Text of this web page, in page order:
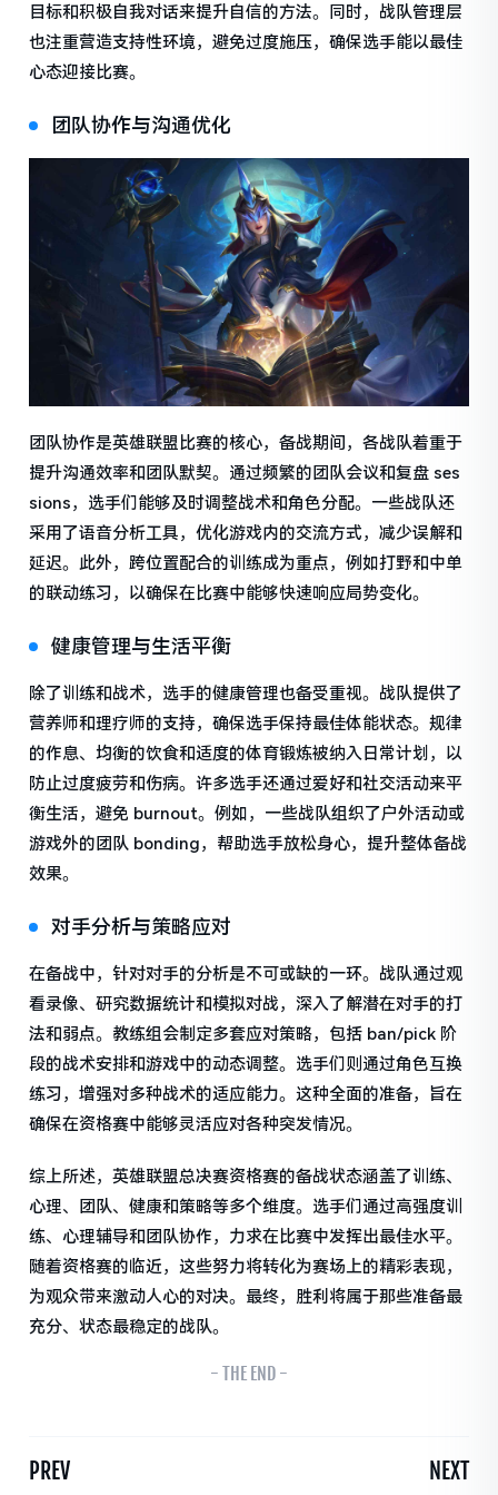
目标和积极自我对话来提升自信的方法。同时，战队管理层
也注重营造支持性环境，避免过度施压，确保选手能以最佳
心态迎接比赛。
团队协作与沟通优化
团队协作是英雄联盟比赛的核心，备战期间，各战队着重于
提升沟通效率和团队默契。通过频繁的团队会议和复盘 ses
sions，选手们能够及时调整战术和角色分配。一些战队还
采用了语音分析工具，优化游戏内的交流方式，减少误解和
延迟。此外，跨位置配合的训练成为重点，例如打野和中单
的联动练习，以确保在比赛中能够快速响应局势变化。
健康管理与生活平衡
除了训练和战术，选手的健康管理也备受重视。战队提供了
营养师和理疗师的支持，确保选手保持最佳体能状态。规律
的作息、均衡的饮食和适度的体育锻炼被纳入日常计划，以
防止过度疲劳和伤病。许多选手还通过爱好和社交活动来平
衡生活，避免 burnout。例如，一些战队组织了户外活动或
游戏外的团队 bonding，帮助选手放松身心，提升整体备战
效果。
对手分析与策略应对
在备战中，针对对手的分析是不可或缺的一环。战队通过观
看录像、研究数据统计和模拟对战，深入了解潜在对手的打
法和弱点。教练组会制定多套应对策略，包括 ban/pick 阶
段的战术安排和游戏中的动态调整。选手们则通过角色互换
练习，增强对多种战术的适应能力。这种全面的准备，旨在
确保在资格赛中能够灵活应对各种突发情况。
综上所述，英雄联盟总决赛资格赛的备战状态涵盖了训练、
心理、团队、健康和策略等多个维度。选手们通过高强度训
练、心理辅导和团队协作，力求在比赛中发挥出最佳水平。
随着资格赛的临近，这些努力将转化为赛场上的精彩表现，
为观众带来激动人心的对决。最终，胜利将属于那些准备最
充分、状态最稳定的战队。
- THE END -
PREV NEXT